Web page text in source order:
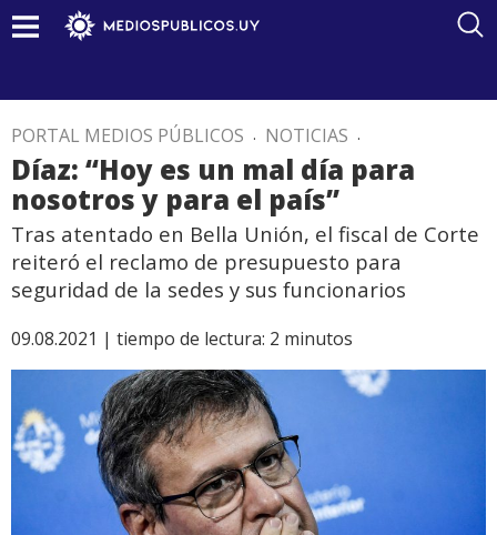
PORTAL MEDIOS PÚBLICOS . NOTICIAS .
Díaz: “Hoy es un mal día para
nosotros y para el país”
Tras atentado en Bella Unión, el fiscal de Corte
reiteró el reclamo de presupuesto para
seguridad de la sedes y sus funcionarios
09.08.2021 | tiempo de lectura: 2 minutos